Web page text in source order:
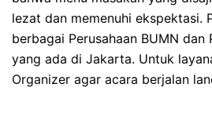
lezat dan memenuhi ekspektasi.
berbagai Perusahaan BUMN dan
yang ada di Jakarta. Untuk
Organizer agar acara berjalan